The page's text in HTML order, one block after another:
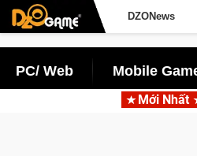
DZONews
PC/ Web Mobile
Mới Nhất
Gia Nhập Closed Beta Norse Saga: